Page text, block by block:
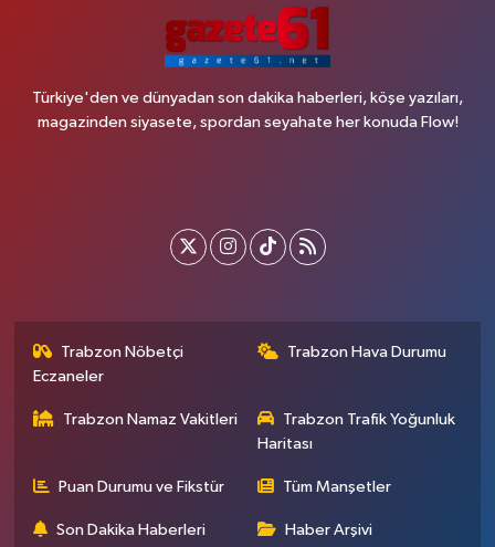
Türkiye'den ve dünyadan son dakika haberleri, köşe yazıları,
magazinden siyasete, spordan seyahate her konuda Flow!
Trabzon Nöbetçi
Eczaneler
Trabzon Hava Durumu
Trabzon Namaz Vakitleri
Trabzon Trafik Yoğunluk
Haritası
Puan Durumu ve Fikstür Tüm Manşetler
Son Dakika Haberleri Haber Arşivi